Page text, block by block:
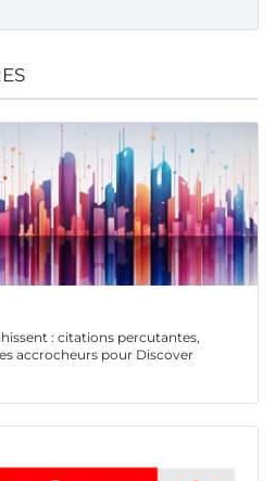
: citations percutantes,
accrocheurs pour Discover